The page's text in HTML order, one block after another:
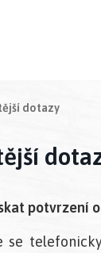
dotazy
potvrzení
se